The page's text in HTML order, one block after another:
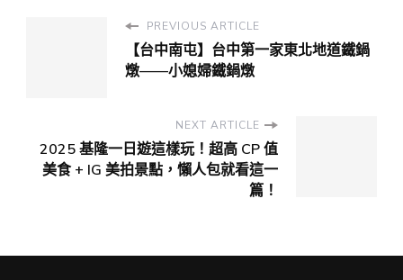
PREVIOUS ARTICLE
【台中南屯】台中第一家東北地道鐵鍋
燉——小媳婦鐵鍋燉
NEXT ARTICLE
2025 基隆一日遊這樣玩！超高 CP 值
美食 + IG 美拍景點，懶人包就看這一
篇！